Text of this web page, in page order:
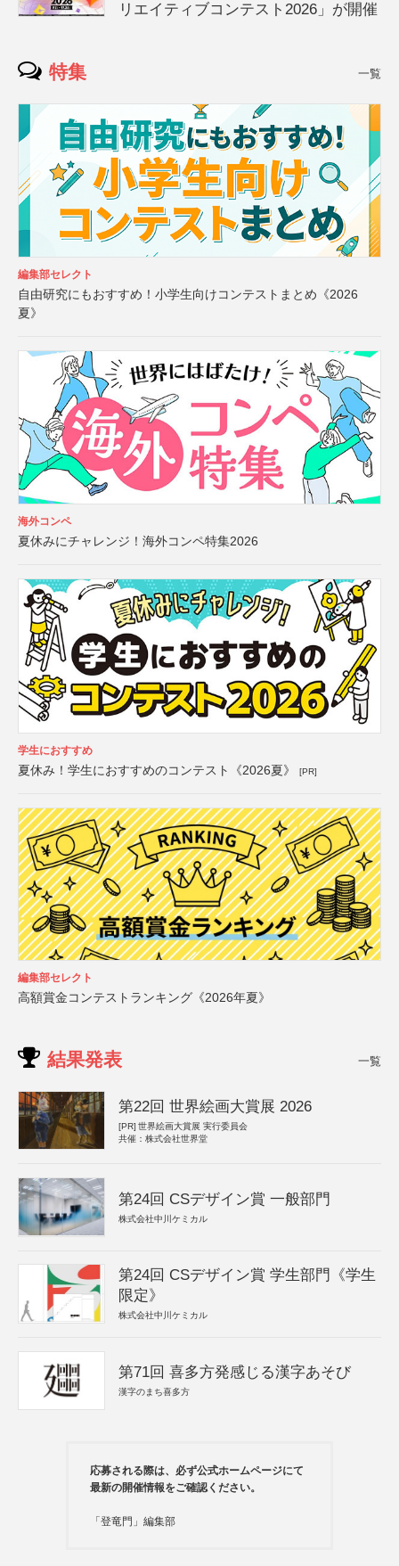
リエイティブコンテスト2026」が開催
特集 一覧
編集部セレクト
自由研究にもおすすめ！小学生向けコンテストまとめ《2026
夏》
海外コンペ
夏休みにチャレンジ！海外コンペ特集2026
学生におすすめ
夏休み！学生におすすめのコンテスト《2026夏》 [PR]
編集部セレクト
高額賞金コンテストランキング《2026年夏》
結果発表 一覧
第22回 世界絵画大賞展 2026
[PR] 世界絵画大賞展 実行委員会
共催：株式会社世界堂
第24回 CSデザイン賞 一般部門
株式会社中川ケミカル
第24回 CSデザイン賞 学生部門《学生
限定》
株式会社中川ケミカル
第71回 喜多方発感じる漢字あそび
漢字のまち喜多方
応募される際は、必ず公式ホームページにて
最新の開催情報をご確認ください。
「登竜門」編集部